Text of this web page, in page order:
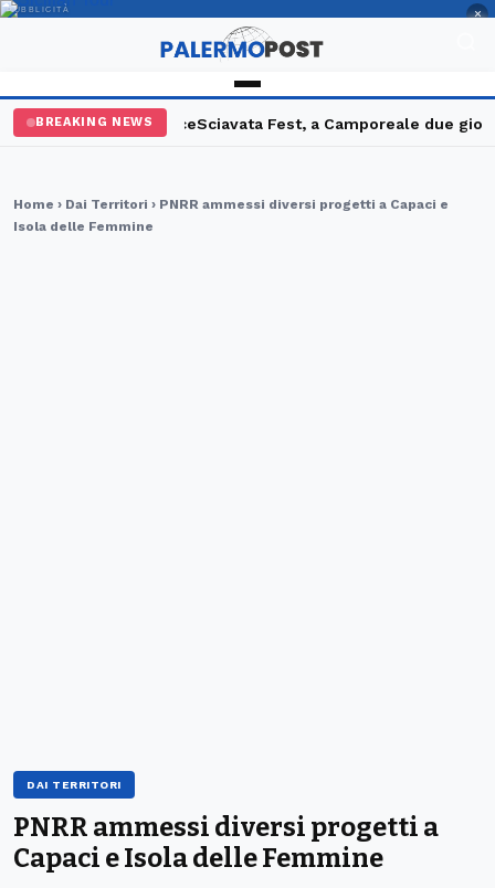
PUBBLICITÀ ×
BREAKING NEWS
denunceSciavata Fest, a Camporeale due giorni tra
Home › Dai Territori › PNRR ammessi diversi progetti a Capaci e
Isola delle Femmine
DAI TERRITORI
PNRR ammessi diversi progetti a
Capaci e Isola delle Femmine